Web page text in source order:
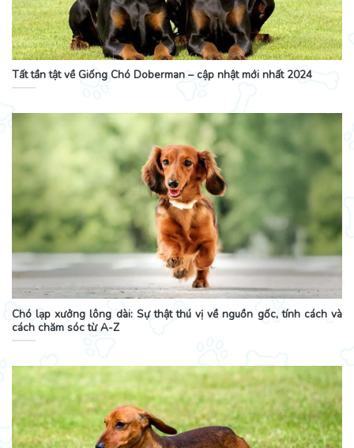
Tất tần tật về Giống Chó Doberman – cập nhật mới nhất 2024
Chó lạp xưởng lông dài: Sự thật thú vị về nguồn gốc, tính cách và
cách chăm sóc từ A-Z